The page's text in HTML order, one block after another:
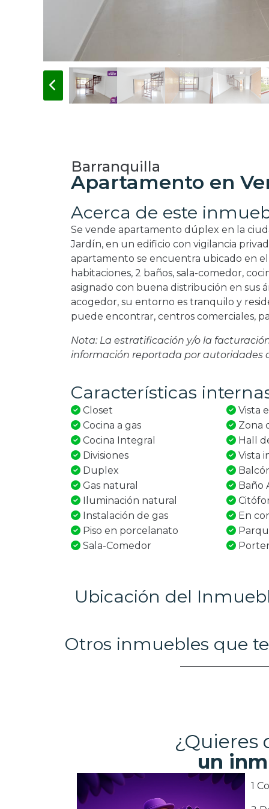
Barranquilla
Apartamento en
Acerca de este
Se vende apartamento dúplex en la
Jardín, en un edificio con vigilancia
apartamento se encuentra ubicado en el
habitaciones, 2 baños, sala-comedor,
asignado con buena distribución en sus
acogedor, su entorno es tranquilo y
puede encontrar, centros comerciales,
Nota: La estratificación y/o la
información reportada por autoridades
Características
Closet
Cocina a gas
Cocina Integral
Divisiones
Duplex
Gas natural
Iluminación natural
Instalación de gas
Piso en porcelanato
Sala-Comedor
Vista
Zona
Hall
Vista
Baño
En
Ubicación del
Otros inmuebles que
¿Quieres
un
1